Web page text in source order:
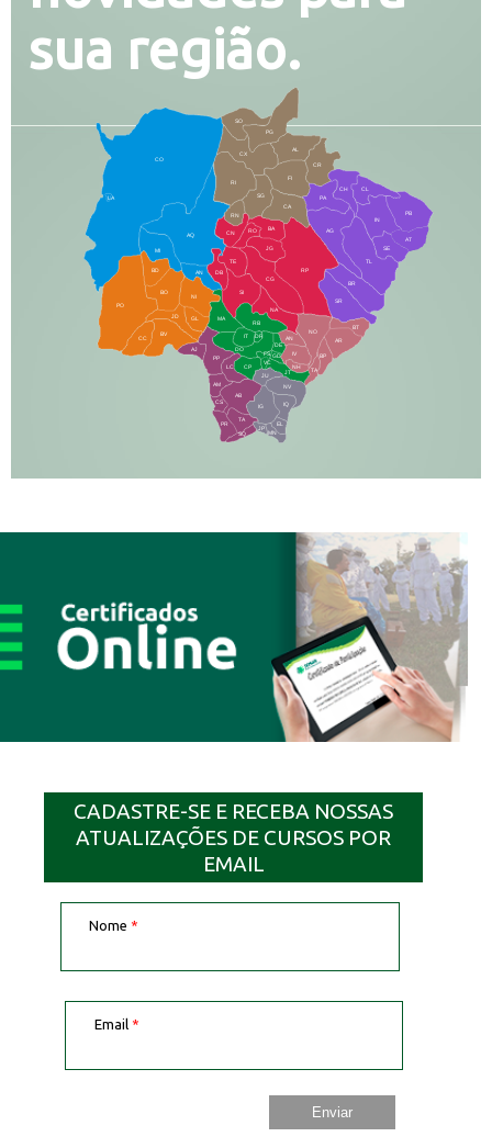
sua região.
CO
AQ
MI
AN
CX
RI
AL
CR
FI
SG
BA
CA
PA
CH CL
PB
SE
TL
AG
BR
SR
BT
AR
RP
RO
JG
CG
SI
NA
TA
NH
JT
RB
MA
IT
DR
DO
CP
JU
NV
IQ
EL
BD
BO
NI
JD
PO
BV
CC
PP
AJ
LC
AM
AB
JP
DB
TE
CS
PR
TA
SQ
IG
MN
IN
NO
BP
RN
CN
GL
AN
IV
FS
VC
GD
DE
AT
PG
SO
LA
CADASTRE-SE E RECEBA NOSSAS
ATUALIZAÇÕES DE CURSOS POR
EMAIL
Nome *
Email *